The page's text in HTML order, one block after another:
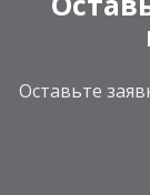
Оставьте